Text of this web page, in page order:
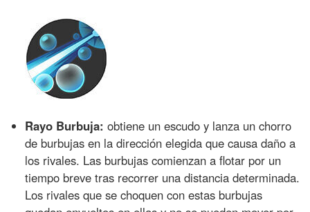
Rayo Burbuja: obtiene un escudo y lanza un chorro
de burbujas en la dirección elegida que causa daño a
los rivales. Las burbujas comienzan a flotar por un
tiempo breve tras recorrer una distancia determinada.
Los rivales que se choquen con estas burbujas